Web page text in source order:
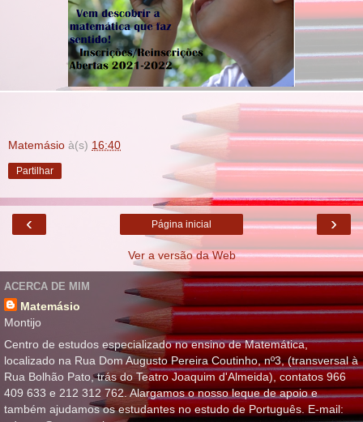
Matemásio à(s) 16:40
Partilhar
‹ ›
Página inicial
Ver a versão da Web
ACERCA DE MIM
Matemásio
Montijo
Centro de estudos especializado no ensino de Matemática,
localizado na Rua Dom Augusto Pereira Coutinho, nº3, (transversal à
Rua Bolhão Pato, trás do Teatro Joaquim d'Almeida), contatos 966
409 633 e 212 312 762. Alargamos o nosso leque de apoio e
também ajudamos os estudantes no estudo de Português. E-mail: